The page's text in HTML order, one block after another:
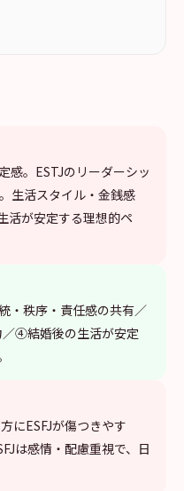
感。ESTJのリーダーシッ
生活スタイル・金銭感
活が安定する理想的ペ
・秩序・責任感の共有／
④結婚後の生活が安定
にESFJが傷つきやす
は感情・配慮重視で、日